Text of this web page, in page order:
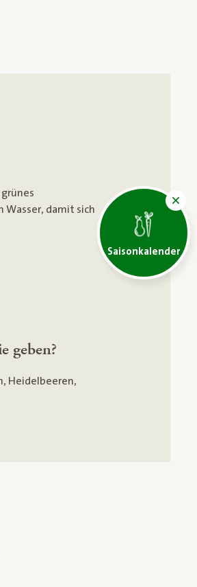
Saisonkalender
damit sich
geben?
Heidelbeeren,